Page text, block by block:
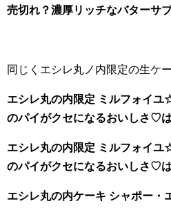
売切れ？濃厚リッチなバターサ
同じくエシレ丸ノ内限定の生ケ
エシレ丸の内限定 ミルフォイ
のパイがクセになるおいしさ♡は
エシレ丸の内限定 ミルフォイ
のパイがクセになるおいしさ♡は
エシレ丸の内ケーキ シャポー